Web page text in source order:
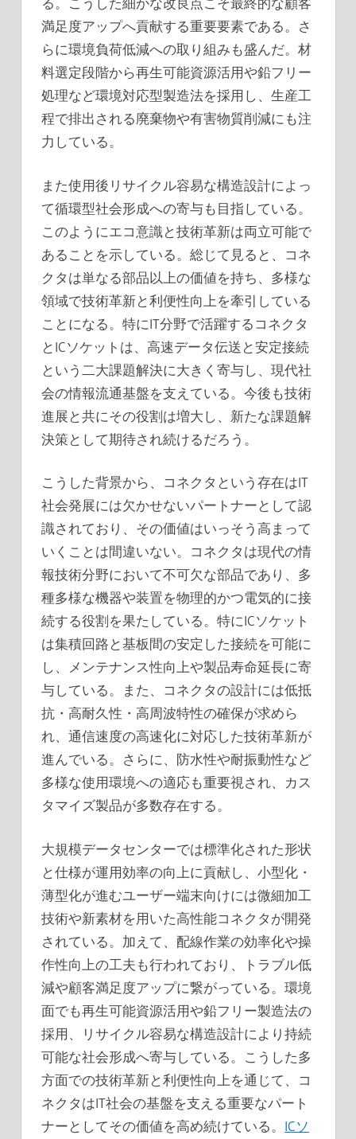
満足度アップへ貢献する重要要素である。さ
らに環境負荷低減への取り組みも盛んだ。材
料選定段階から再生可能資源活用や鉛フリー
処理など環境対応型製造法を採用し、生産工
程で排出される廃棄物や有害物質削減にも注
力している。
また使用後リサイクル容易な構造設計によっ
て循環型社会形成への寄与も目指している。
このようにエコ意識と技術革新は両立可能で
あることを示している。総じて見ると、コネ
クタは単なる部品以上の価値を持ち、多様な
領域で技術革新と利便性向上を牽引している
ことになる。特にIT分野で活躍するコネクタ
とICソケットは、高速データ伝送と安定接続
という二大課題解決に大きく寄与し、現代社
会の情報流通基盤を支えている。今後も技術
進展と共にその役割は増大し、新たな課題解
決策として期待され続けるだろう。
こうした背景から、コネクタという存在はIT
社会発展には欠かせないパートナーとして認
識されており、その価値はいっそう高まって
いくことは間違いない。コネクタは現代の情
報技術分野において不可欠な部品であり、多
種多様な機器や装置を物理的かつ電気的に接
続する役割を果たしている。特にICソケット
は集積回路と基板間の安定した接続を可能に
し、メンテナンス性向上や製品寿命延長に寄
与している。また、コネクタの設計には低抵
抗・高耐久性・高周波特性の確保が求めら
れ、通信速度の高速化に対応した技術革新が
進んでいる。さらに、防水性や耐振動性など
多様な使用環境への適応も重要視され、カス
タマイズ製品が多数存在する。
大規模データセンターでは標準化された形状
と仕様が運用効率の向上に貢献し、小型化・
薄型化が進むユーザー端末向けには微細加工
技術や新素材を用いた高性能コネクタが開発
されている。加えて、配線作業の効率化や操
作性向上の工夫も行われており、トラブル低
減や顧客満足度アップに繋がっている。環境
面でも再生可能資源活用や鉛フリー製造法の
採用、リサイクル容易な構造設計により持続
可能な社会形成へ寄与している。こうした多
方面での技術革新と利便性向上を通じて、コ
ネクタはIT社会の基盤を支える重要なパート
ナーとしてその価値を高め続けている。 ICソ